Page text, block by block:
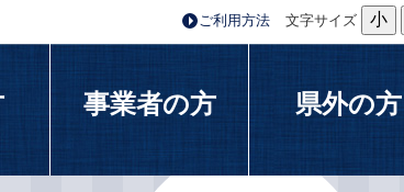
ご利用方法 文字サイズ 小
事業者の方 県外の方